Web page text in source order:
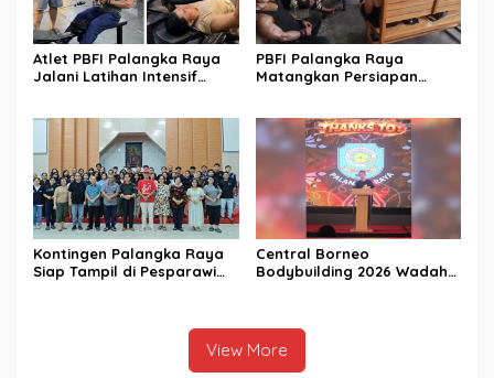
Atlet PBFI Palangka Raya
Jalani Latihan Intensif
PBFI Palangka Raya
Matangkan Persiapan
Kontingen Palangka Raya
Siap Tampil di Pesparawi
Central Borneo
Bodybuilding 2026 Wadah
View More